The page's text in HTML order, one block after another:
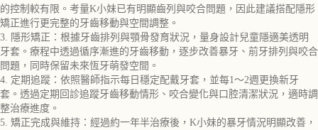
的控制較有限。考量K小妹已有明顯齒列與咬合問題，因此建議搭配隱形
矯正進行更完整的牙齒移動與空間調整。
3. 隱形矯正：根據牙齒排列與顎骨發育狀況，量身設計兒童隱適美透明
牙套。療程中透過循序漸進的牙齒移動，逐步改善暴牙、前牙排列與咬合
問題，同時保留未來恆牙萌發空間。
4. 定期追蹤：依照醫師指示每日穩定配戴牙套，並每1～2週更換新牙
套。透過定期回診追蹤牙齒移動情形、咬合變化與口腔清潔狀況，適時調
整治療進度。
5. 矯正完成與維持：經過約一年半治療後，K小妹的暴牙情況明顯改善，